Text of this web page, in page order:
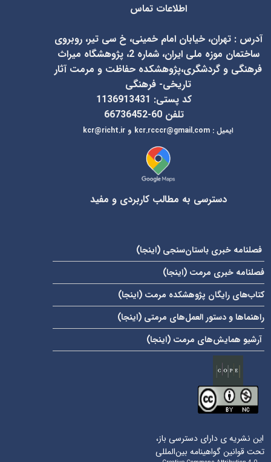
اطلاعات تماس
آدرس : تهران، خیابان امام خمینی، خ سی تیر، روبروی
ساختمان موزه ملی ایران، شماره 2، پژوهشگاه میراث
فرهنگی و گردشگری،پژوهشکده حفاظت و مرمت آثار
تاریخی- فرهنگی
کد پستی: 1136913431
تلفن 60-66736452
ایمیل:
kcr@richt.ir و kcr.rcccr@gmail.com
دسترسی به مطالب کاربردی و مفید
فصلنامه خبری باستان‌سنجی ( اینجا)
فصلنامه خبری مرمت ( اینجا)
کتاب‌های رایگان پژوهشکده مرمت ( اینجا)
راهنماها و دستور العمل‌های مرمتی ( اینجا)
آرشیو همایش‌های مرمت ( اینجا)
این نشریه ی دارای دسترسی باز،
تحت قوانین گواهینامه بین‌المللی